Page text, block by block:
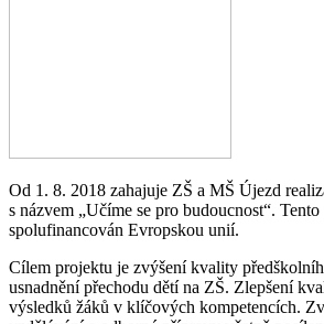
Od 1. 8. 2018 zahajuje ZŠ a MŠ Újezd
s názvem „Učíme se pro budoucnost“.
spolufinancován Evropskou unií.
Cílem projektu je zvýšení kvality
usnadnění přechodu dětí na ZŠ. Zlepšení
výsledků žáků v klíčových kompetencích.